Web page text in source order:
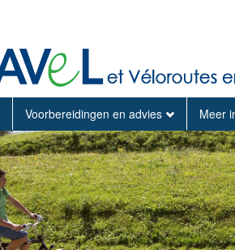
Voorbereidingen en advies Meer